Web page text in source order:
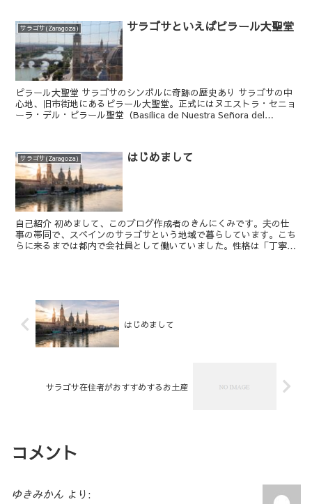
サラゴサ(Zaragoza) サラゴサといえばピラール大聖堂
ピラール大聖堂 サラゴサのシンボルに奇跡の歴史あり サラゴサの中
心地、旧市街地にあるピラール大聖堂。正式にはヌエストラ・セニョ
ーラ・デル・ピラール聖堂（Basílica de Nuestra Señora del
サラゴサ(Zaragoza) はじめまして
自己紹介 初めまして、このブログ作成者のきんにくみです。夫の仕
事の帯同で、スペインのサラゴサという地域で暮らしています。こち
らに来るまでは都内で会社員として働いていました。性格は「丁寧な
はじめまして
サラゴサ在住者がおすすめするお土産
コメント
ゆきみかん より: